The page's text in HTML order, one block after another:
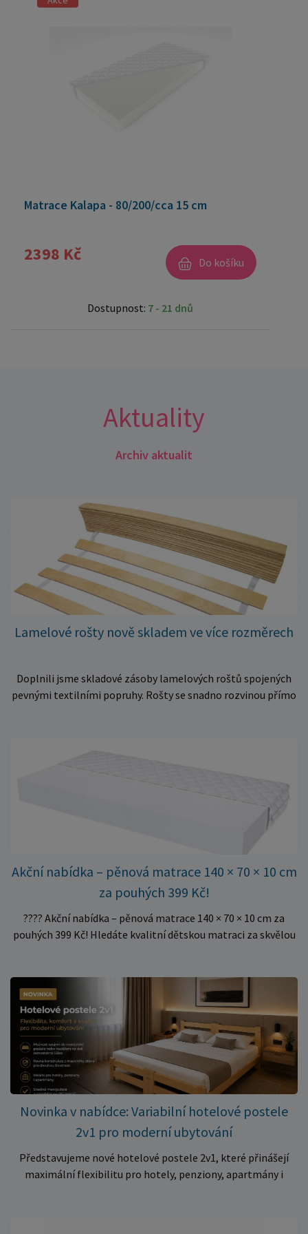
Matrace Kalapa - 80/200/cca 15 cm
2398 Kč Do košíku
Dostupnost: 7 - 21 dnů
Aktuality
Archiv aktualit
Lamelové rošty nově skladem ve více rozměrech
Doplnili jsme skladové zásoby lamelových roštů spojených
pevnými textilními popruhy. Rošty se snadno rozvinou přímo
množství kusů, proto můžeme objednávky rychle expedovat.
podklad za výhodnou cenu.
Akční nabídka – pěnová matrace 140 × 70 × 10 cm
za pouhých 399 Kč!
???? Akční nabídka – pěnová matrace 140 × 70 × 10 cm za
pouhých 399 Kč! Hledáte kvalitní dětskou matraci za skvělou
✅ Pohodlné pěnové jádro pro komfortní spánek dítěte ✅
Skvělá volba do dětských postýlek ✅ Výjimečně výhodná cena
– jen 399 Kč Využijte této mimořádné nabídky a pořiďte
kvalitní matraci za cenu, která patří k nejvýhodnějším na
trhu. Akce platí pouze do vyprodání zásob. Nakupujte chytře a
ušetřete!
Novinka v nabídce: Variabilní hotelové postele
2v1 pro moderní ubytování
Představujeme nové hotelové postele 2v1, které přinášejí
maximální flexibilitu pro hotely, penziony, apartmány i